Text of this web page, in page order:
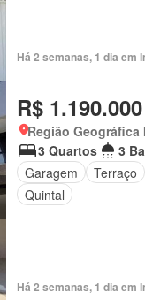
Há 2 semanas, 1 dia em
R$ 1.190.000
Região
3 Quartos
3
Garagem
Terraço
Quintal
Há 2 semanas, 1 dia em